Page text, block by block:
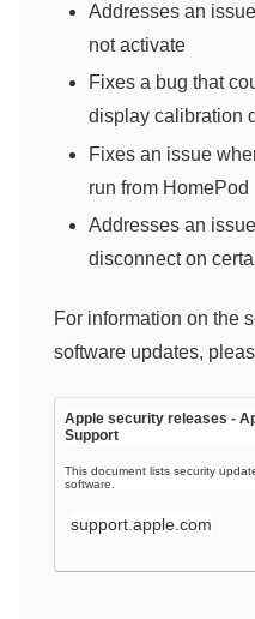
Addresses an
not activate
Fixes a bug that
display calibration
Fixes an issue
run from HomePod
Addresses an
disconnect on
For information on the
software updates,
Apple security releases -
Support
This document lists security
software.
support.apple.com